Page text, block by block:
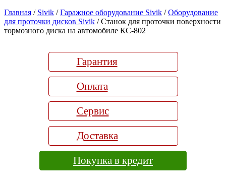
Главная / Sivik /Гаражное оборудование Sivik /Оборудование
для проточки дисков Sivik / Станок для проточки поверхности
тормозного диска на автомобиле КС-802
Гарантия
Оплата
Сервис
Доставка
Покупка в кредит